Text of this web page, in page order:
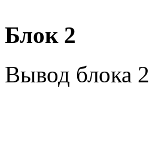
Блок 2
Вывод блока 2